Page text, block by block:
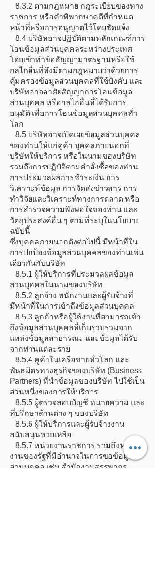
8.3.2 ตามกฎหมาย กฎระเบียบของทาง
ราชการ หรือคำพิพากษาคดีที่กำหนด
หน้าที่หรือการอนุญาตไว้โดยชัดแจ้ง
8.4 บริษัทอาจปฏิบัติตามหลักเกณฑ์การ
โอนข้อมูลส่วนบุคคลระหว่างประเทศ
โดยเข้าทำข้อสัญญามาตรฐานหรือใช้
กลไกอื่นที่พึงมีตามกฎหมายว่าด้วยการ
คุ้มครองข้อมูลส่วนบุคคลที่ใช้บังคับ และ
บริษัทอาจอาศัยสัญญาการโอนข้อมูล
ส่วนบุคคล หรือกลไกอื่นที่ได้รับการ
อนุมัติ เพื่อการโอนข้อมูลส่วนบุคคลทั่ว
โลก
8.5 บริษัทอาจเปิดเผยข้อมูลส่วนบุคคล
ของท่านให้แก่คู่ค้า บุคคลภายนอกที่
บริษัทให้บริการ หรือในนามของบริษัท
รวมถึงการปฏิบัติตามคำสั่งซื้อของท่าน
การประมวลผลการชำระเงิน การ
วิเคราะห์ข้อมูล การจัดส่งข่าวสาร การ
ทำวิจัยและวิเคราะห์ทางการตลาด หรือ
การสำรวจความพึงพอใจของท่าน และ
วัตถุประสงค์อื่น ๆ ตามที่ระบุในนโยบาย
ฉบับนี้
ซึ่งบุคคลภายนอกดังต่อไปนี้ มีหน้าที่ใน
การปกป้องข้อมูลส่วนบุคคลของท่านเช่น
เดียวกันกับบริษัท
8.5.1 ผู้ให้บริการที่ประมวลผลข้อมูล
ส่วนบุคคลในนามของบริษัท
8.5.2 ลูกจ้าง พนักงานและผู้รับจ้างที่
มีหน้าที่ในการเข้าถึงข้อมูลส่วนบุคคล
8.5.3 ลูกค้าหรือผู้ใช้งานที่สามารถเข้า
ถึงข้อมูลส่วนบุคคลที่เก็บรวบรวมจาก
แหล่งข้อมูลสาธารณะ และข้อมูลได้รับ
จากท่านแต่ละราย
8.5.4 คู่ค้าในเครือข่ายทั่วโลก และ
พันธมิตรทางธุรกิจของบริษัท (Business
Partners) ที่นำข้อมูลของบริษัท ไปใช้เป็น
ส่วนหนึ่งของการให้บริการ
8.5.5 ผู้ตรวจสอบบัญชี ทนายความ และ
ที่ปรึกษาด้านต่าง ๆ ของบริษัท
8.5.6 ผู้ให้บริการและผู้รับจ้างงาน
สนับสนุนช่วยเหลือ
8.5.7 หน่วยงานราชการ รวมถึงหน่วย
งานของรัฐที่มีอำนาจในการขอข้อมูล
ส่วนบุคคล เช่น สำนักงานสรรพากร